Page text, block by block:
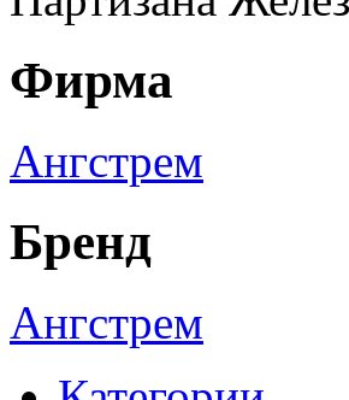
Фирма
Ангстрем
Бренд
Ангстрем